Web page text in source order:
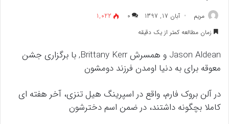
مريم آبان 17, 1397 ۰
1,022
زمان مطالعه کمتر از یک دقیقه
Jason Aldean و همسرش Brittany Kerr, با برگزاری جشن
معوقه برای به دنیا اومدن فرزند دومشون
در آلن بروک فارم، واقع در اسپرینگ هیل تنزی، آخر هفته ای
کاملا بچگونه داشتند، در ضمن اسم دخترشون